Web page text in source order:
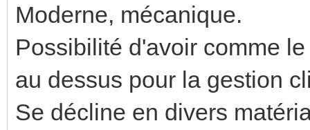
Moderne, mécanique.
Possibilité d'avoir comme
au dessus pour la gestion
Se décline en divers